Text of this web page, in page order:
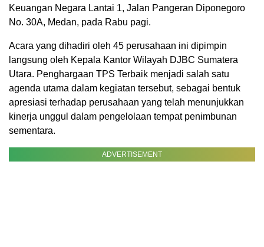
Keuangan Negara Lantai 1, Jalan Pangeran Diponegoro
No. 30A, Medan, pada Rabu pagi.
Acara yang dihadiri oleh 45 perusahaan ini dipimpin
langsung oleh Kepala Kantor Wilayah DJBC Sumatera
Utara. Penghargaan TPS Terbaik menjadi salah satu
agenda utama dalam kegiatan tersebut, sebagai bentuk
apresiasi terhadap perusahaan yang telah menunjukkan
kinerja unggul dalam pengelolaan tempat penimbunan
sementara.
ADVERTISEMENT